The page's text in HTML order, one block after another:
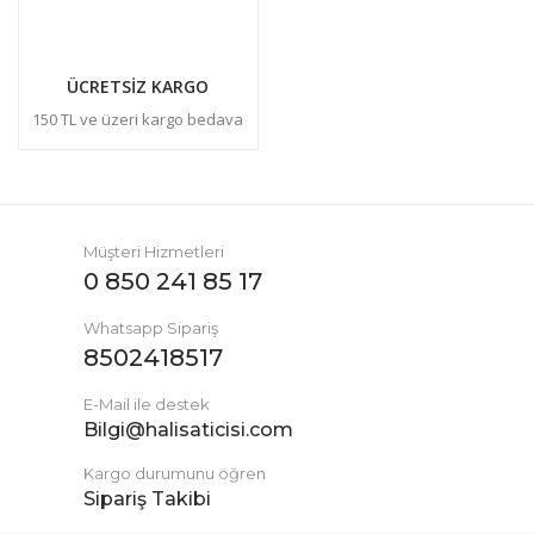
ÜCRETSİZ KARGO
150 TL ve üzeri kargo bedava
Müşteri Hizmetleri
0 850 241 85 17
Whatsapp Sipariş
8502418517
E-Mail ile destek
Bilgi@halisaticisi.com
Kargo durumunu öğren
Sipariş Takibi